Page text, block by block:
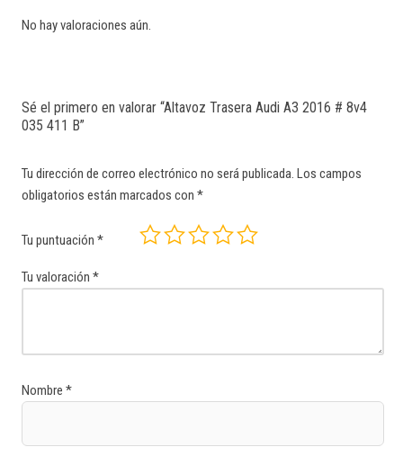
No hay valoraciones aún.
Sé el primero en valorar “Altavoz Trasera Audi A3 2016 # 8v4
035 411 B”
Tu dirección de correo electrónico no será publicada. Los campos
obligatorios están marcados con *
Tu puntuación *
Tu valoración *
Nombre *